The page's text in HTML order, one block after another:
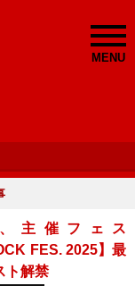
MENU
、主催フェス
FES. 2025】最
ト解禁